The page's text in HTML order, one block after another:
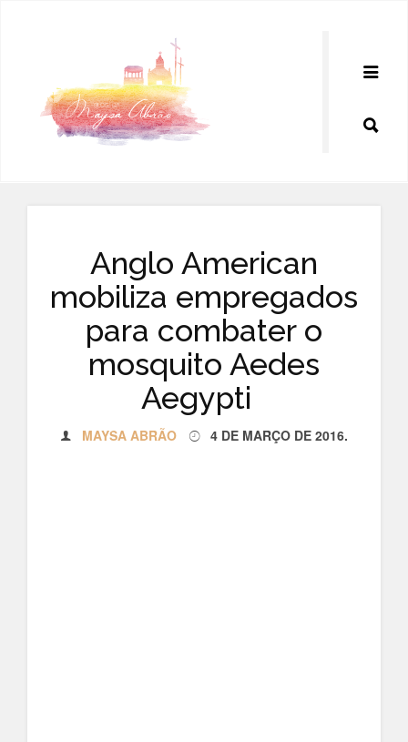
Anglo American
mobiliza empregados
para combater o
mosquito Aedes
Aegypti
MAYSA ABRÃO 4 DE MARÇO DE 2016.